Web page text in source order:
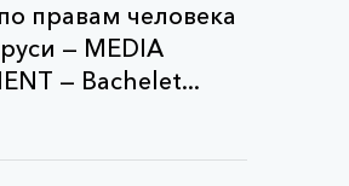
правам человека
— MEDIA
— Bachelet...